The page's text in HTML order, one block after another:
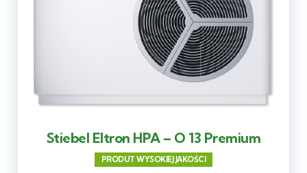
Stiebel Eltron HPA – O 13 Premium
PRODUT WYSOKIEJ JAKOŚCI